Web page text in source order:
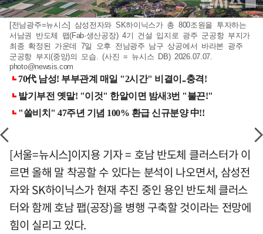
[전남광주=뉴시스] 삼성전자와 SK하이닉스가 총 800조원을 투자하는
서남권 반도체 팹(Fab·생산공장) 4기 건설 입지로 광주 군공항 부지가
최종 확정된 가운데 7일 오후 전남광주 남구 상공에서 바라본 광주
군공항 부지(중앙)의 모습. (사진 = 뉴시스 DB) 2026.07.07.
photo@newsis.com
[서울=뉴시스]이지용 기자 = 호남 반도체 클러스터가 이
르면 올해 말 착공할 수 있다는 분석이 나오면서, 삼성전
자와 SK하이닉스가 현재 추진 중인 용인 반도체 클러스
터와 함께 호남 팹(공장)을 병행 구축할 것이라는 전망에
힘이 실리고 있다.